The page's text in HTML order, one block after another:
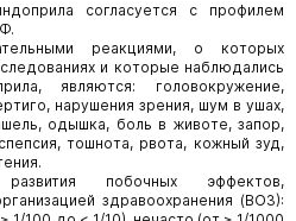
согласуется с профилем
реакциями, о которых
и которые наблюдались
являются: головокружение,
нарушения зрения, шум в ушах,
одышка, боль в животе, запор,
тошнота, рвота, кожный зуд,
побочных эффектов,
здравоохранения (ВОЗ):